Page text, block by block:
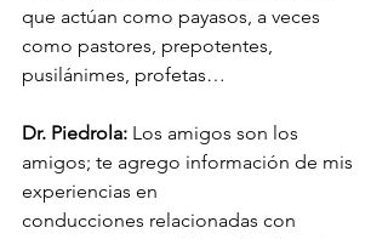
que actúan como payasos, a veces
como pastores, prepotentes,
pusilánimes, profetas…
Dr. Piedrola: Los amigos son los
amigos; te agrego información de mis
experiencias en
conducciones relacionadas con